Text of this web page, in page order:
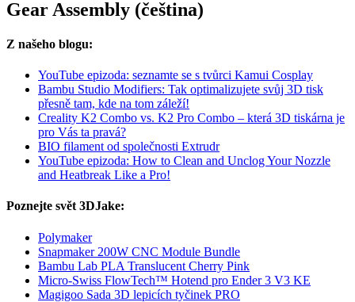
Gear Assembly (čeština)
Z našeho blogu:
YouTube epizoda: seznamte se s tvůrci Kamui Cosplay
Bambu Studio Modifiers: Tak optimalizujete svůj 3D tisk
přesně tam, kde na tom záleží!
Creality K2 Combo vs. K2 Pro Combo – která 3D tiskárna je
pro Vás ta pravá?
BIO filament od společnosti Extrudr
YouTube epizoda: How to Clean and Unclog Your Nozzle
and Heatbreak Like a Pro!
Poznejte svět 3DJake:
Polymaker
Snapmaker 200W CNC Module Bundle
Bambu Lab PLA Translucent Cherry Pink
Micro-Swiss FlowTech™ Hotend pro Ender 3 V3 KE
Magigoo Sada 3D lepicích tyčinek PRO